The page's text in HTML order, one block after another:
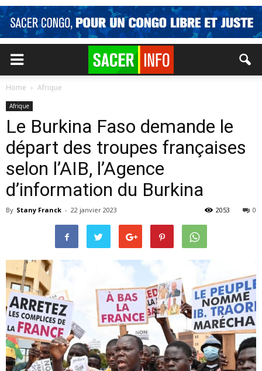
Home Afrique
Afrique
Le Burkina Faso demande le
départ des troupes françaises
selon l’AIB, l’Agence
d’information du Burkina
By Stany Franck - 22 janvier 2023 0
2053